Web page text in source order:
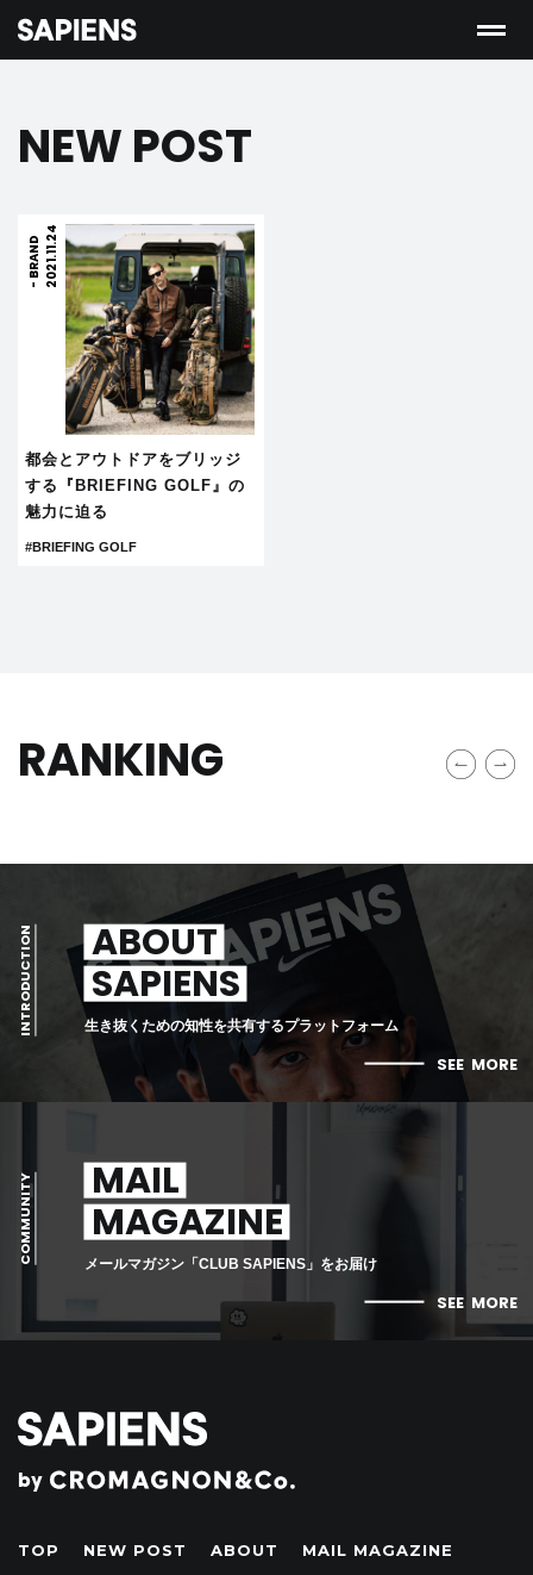
NEW POST
2021.11.24
-
BRAND
都会とアウトドアをブリッジ
する『BRIEFING GOLF』の
魅力に迫る
#BRIEFING GOLF
RANKING
INTRODUCTION
ABOUT
SAPIENS
生き抜くための知性を共有するプラットフォーム
SEE MORE
COMMUNITY
MAIL
MAGAZINE
メールマガジン「CLUB SAPIENS」をお届け
SEE MORE
by
TOP NEW POST ABOUT
MAIL MAGAZINE